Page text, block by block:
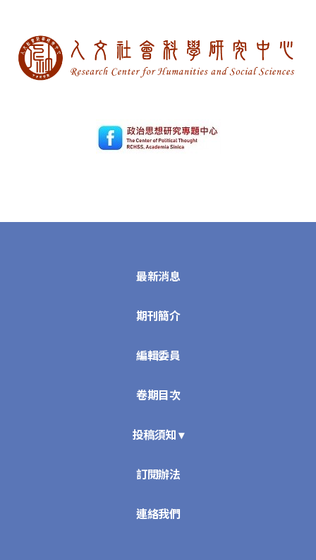
最新消息
期刊簡介
編輯委員
卷期目次
投稿須知 ▾
訂閱辦法
連絡我們